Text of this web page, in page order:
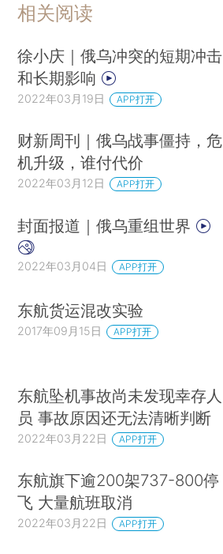
相关阅读
徐小庆｜俄乌冲突的短期冲击
和长期影响
2022年03月19日 APP打开
财新周刊｜俄乌战事僵持，危
机升级，谁付代价
2022年03月12日 APP打开
封面报道｜俄乌重组世界
2022年03月04日 APP打开
东航货运混改实验
2017年09月15日 APP打开
东航坠机事故尚未发现幸存人
员 事故原因还无法清晰判断
2022年03月22日 APP打开
东航旗下逾200架737-800停
飞 大量航班取消
2022年03月22日 APP打开